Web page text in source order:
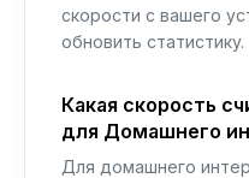
скорости с вашего
обновить статистику.
Какая скорость
для Домашнего
Для домашнего